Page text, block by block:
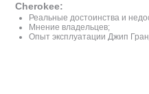
Cherokee:
Реальные достоинства и
Мнение владельцев;
Опыт эксплуатации Джип